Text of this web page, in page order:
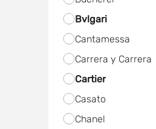
Bvlgari
Cantamessa
Carrera y Carrera
Cartier
Casato
Chanel